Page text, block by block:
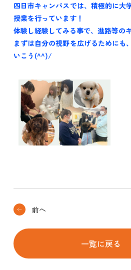
四日市キャンパスでは、 積極的に大
授業を行っています！
体験し経験してみる事で、進路等の
まずは自分の視野を広げるためにも
いこう(^^)/
前へ
一覧に戻る